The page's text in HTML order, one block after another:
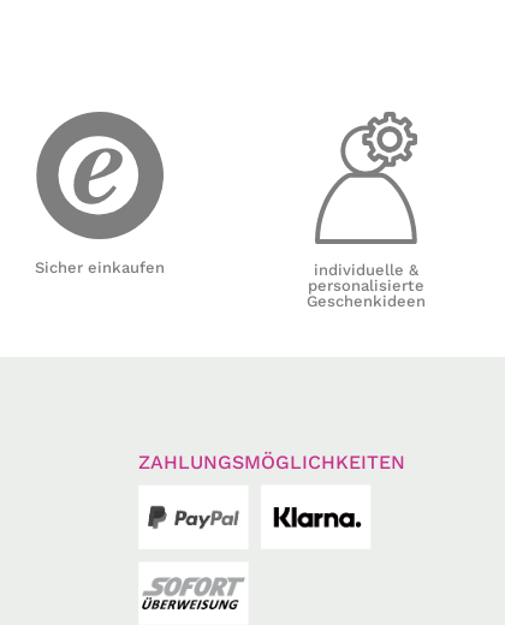
Sicher einkaufen
individuelle &
personalisierte
Geschenkideen
ZAHLUNGSMÖGLICHKEITEN